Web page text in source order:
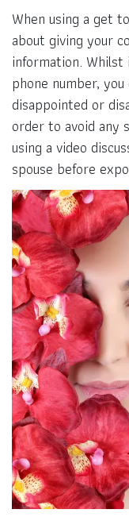
When using a get
about giving your
information.
phone number,
disappointed or
order to avoid any
using a video
spouse before